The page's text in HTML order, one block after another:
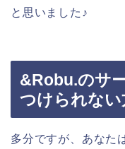
と思いました♪
&Robu.のサ
つけられない
多分ですが、あなた